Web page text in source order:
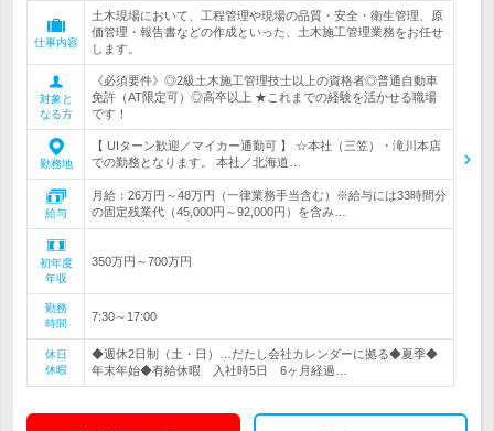
仕事内容
土木現場において、工程管理や現場の品質・安全・衛生管理、原
価管理・報告書などの作成といった、土木施工管理業務をお任せ
します。
対象と
なる方
《必須要件》◎2級土木施工管理技士以上の資格者◎普通自動車
免許（AT限定可）◎高卒以上 ★これまでの経験を活かせる職場
です！
勤務地
【 UIターン歓迎／マイカー通勤可 】 ☆本社（三笠）・滝川本店
での勤務となります。 本社／北海道…
給与
月給：26万円～48万円（一律業務手当含む）※給与には33時間分
の固定残業代（45,000円～92,000円）を含み…
初年度
年収
350万円～700万円
勤務
時間
7:30～17:00
休日
休暇
◆週休2日制（土・日）…だたし会社カレンダーに拠る◆夏季◆
年末年始◆有給休暇 入社時5日 6ヶ月経過…